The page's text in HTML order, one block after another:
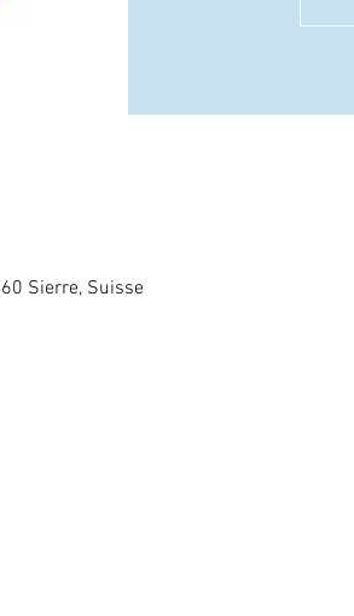
Sierre, Suisse